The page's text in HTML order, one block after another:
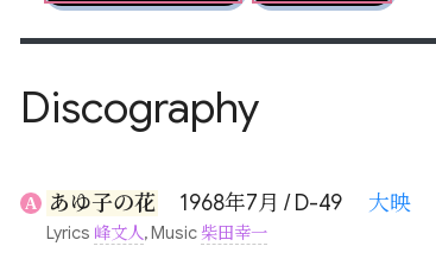
Discography
A あゆ子の花 1968年7月 / D-49 大映
Lyrics 峰文人, Music 柴田幸一